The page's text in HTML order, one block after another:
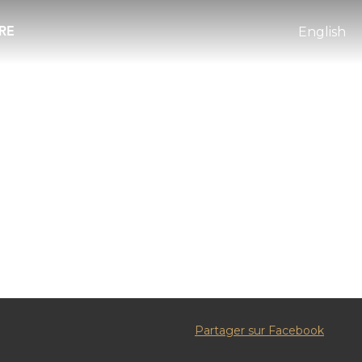
English
Partager sur Facebook